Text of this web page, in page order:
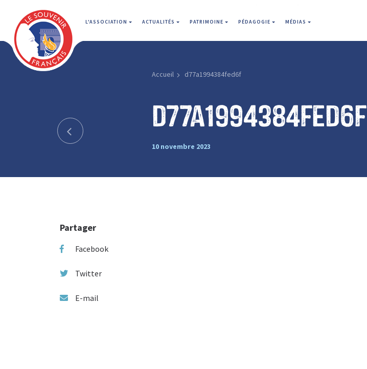
L'ASSOCIATION ACTUALITÉS PATRIMOINE PÉDAGOGIE MÉDIAS
Accueil d77a1994384fed6f
d77a1994384fed6f
10 novembre 2023
Partager
Facebook
Twitter
E-mail